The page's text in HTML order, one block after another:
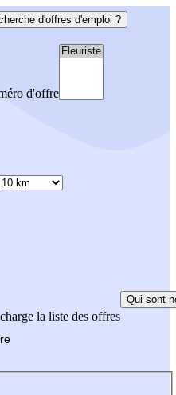
d'offres d'emploi ?
d'offre
la liste des offres
Qui sont